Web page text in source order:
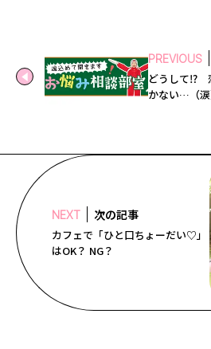
PREVIOUS
どうして⁉
かない…（涙
NEXT 次の記事
カフェで「ひと口ちょーだい♡」
はOK？ NG？